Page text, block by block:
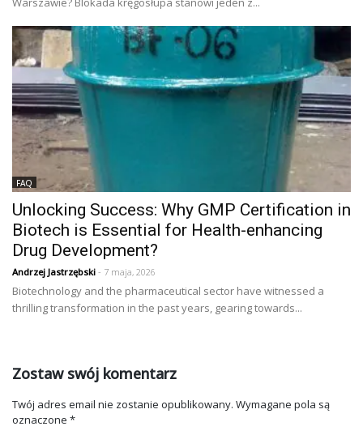
FAQ
Unlocking Success: Why GMP Certification in
Biotech is Essential for Health-enhancing
Drug Development?
Andrzej Jastrzębski - 7 maja, 2026
Biotechnology and the pharmaceutical sector have witnessed a
thrilling transformation in the past years, gearing towards...
Zostaw swój komentarz
Twój adres email nie zostanie opublikowany. Wymagane pola są
oznaczone *